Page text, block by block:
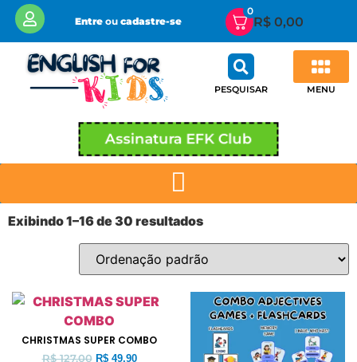
Entreou cadastre-se
0
R$ 0,00
PESQUISAR MENU
Assinatura EFK Club
Exibindo 1–16 de 30 resultados
CHRISTMAS SUPER COMBO
R$127,00 R$49,90